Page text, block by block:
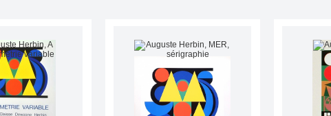
ENVOYER MA DEMANDE
modifié en 2004, vous pouvez pour des motifs légitimes, au traitement informatiques de